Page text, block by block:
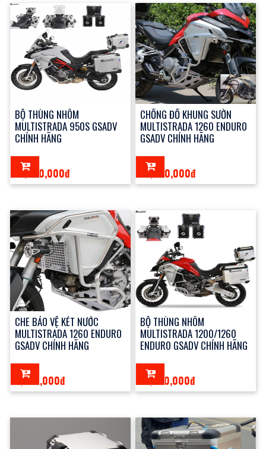
BỘ THÙNG NHÔM
MULTISTRADA 950S GSADV
CHÍNH HÃNG
12,000,000đ
CHỐNG ĐỔ KHUNG SƯỜN
MULTISTRADA 1260 ENDURO
GSADV CHÍNH HÃNG
14,000,000đ
CHE BẢO VỆ KÉT NƯỚC
MULTISTRADA 1260 ENDURO
GSADV CHÍNH HÃNG
2,500,000đ
BỘ THÙNG NHÔM
MULTISTRADA 1200/1260
ENDURO GSADV CHÍNH HÃNG
12,000,000đ